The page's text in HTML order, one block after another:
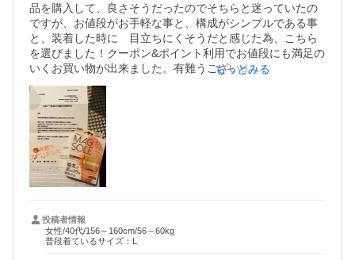
品を購入して、良さそうだったのでそちらと迷っていたの
ですが、お値段がお手軽な事と、構成がシンプルである事
と、装着した時に　目立ちにくそうだと感じた為、こちら
を選びました！クーポン&ポイント利用でお値段にも満足の
いくお買い物が出来ました。有難うございました。
⭐︎レビュープレゼントが当選しました！
今日、サプライズプレゼントが届きました！
レビューを書いてプレゼントが当たる！と言う名目には
普段、半信半疑だったので嬉しかったです¨̮♡︎
足の土踏まず辺りに　装着する磁気治療グッズ⭐︎寝る時に是
非使わせて頂きますね！ホントに有難う御座いました！
gymで、ランニング１時間している最中にも装着してます
が、外れる事なく素晴らしいグッズです！有酸素運動もは
かどります！
もっとみる
投稿者情報
女性/40代/156～160cm/56～60kg
普段着ているサイズ：L